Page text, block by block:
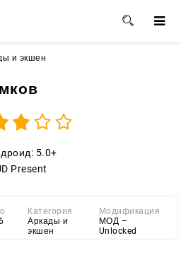
и экшен
5.0+
Present
Категория
Аркады и
экшен
Модификация
МОД –
Unlocked